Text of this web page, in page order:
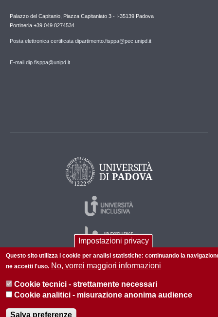
Palazzo del Capitanio, Piazza Capitaniato 3 - I-35139 Padova
Portineria +39 049 8274534
Posta elettronica certificata dipartimento.fisppa@pec.unipd.it
E-mail dip.fisppa@unipd.it
P.I. 00742430283 C.F. 80006480281
Informazioni su questo sito
Impostazioni privacy
Questo sito utilizza i cookie per analisi statistiche: continuando la
ne accetti l'uso. No, vorrei maggiori informazioni
Cookie tecnici - strettamente necessari
Cookie analitici - misurazione anonima audience
Salva preferenze